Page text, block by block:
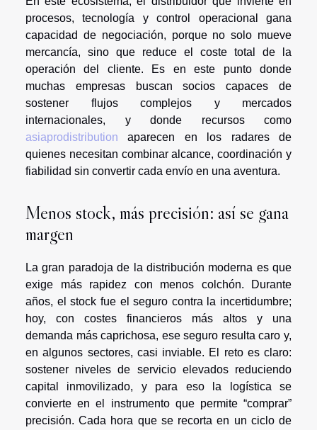
procesos, tecnología y control operacional gana
capacidad de negociación, porque no solo mueve
mercancía, sino que reduce el coste total de la
operación del cliente. Es en este punto donde
muchas empresas buscan socios capaces de
sostener flujos complejos y mercados
internacionales, y donde recursos como
asiaprodistribution aparecen en los radares de
quienes necesitan combinar alcance, coordinación y
fiabilidad sin convertir cada envío en una aventura.
Menos stock, más precisión: así se gana
margen
La gran paradoja de la distribución moderna es que
exige más rapidez con menos colchón. Durante
años, el stock fue el seguro contra la incertidumbre;
hoy, con costes financieros más altos y una
demanda más caprichosa, ese seguro resulta caro y,
en algunos sectores, casi inviable. El reto es claro:
sostener niveles de servicio elevados reduciendo
capital inmovilizado, y para eso la logística se
convierte en el instrumento que permite “comprar”
precisión. Cada hora que se recorta en un ciclo de